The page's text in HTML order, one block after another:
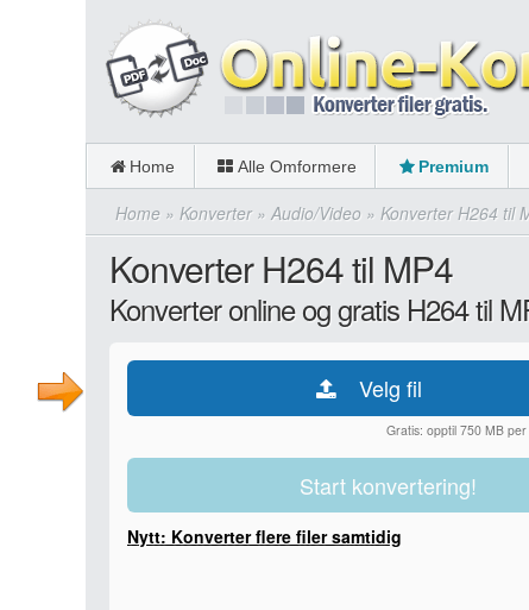
Home Alle Omformere Premium
Home » Konverter» Audio/Video » Konverter H264 til
Konverter H264 til MP4
Konverter online og gratis H264 til
Velg fil
Gratis: opptil 750 MB
Start konvertering!
Nytt: Konverter flere filer samtidig